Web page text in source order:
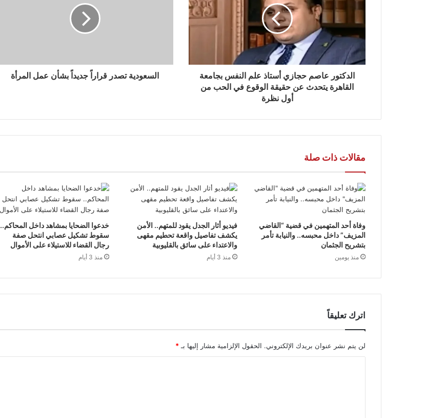
الدكتور عاصم حجازي أستاذ علم النفس بجامعة
القاهرة يتحدث عن حقيقة الوقوع في الحب من
أول نظرة
السعودية تصدر قراراً جديداً بشأن عمل المرأة
مقالات ذات صلة
وفاة أحد المتهمين في قضية “القاضي
المزيف” داخل محبسه.. والنيابة تأمر
بتشريح الجثمان
منذ يومين
فيديو أثار الجدل يقود للمتهم.. الأمن
يكشف تفاصيل واقعة تحطيم مقهى
والاعتداء على سائق بالقليوبية
منذ 3 أيام
خدعوا الضحايا بمشاهد داخل المحاكم..
سقوط تشكيل عصابي انتحل صفة
رجال القضاء للاستيلاء على الأموال
منذ 3 أيام
اترك تعليقاً
لن يتم نشر عنوان بريدك الإلكتروني. الحقول الإلزامية مشار إليها بـ *